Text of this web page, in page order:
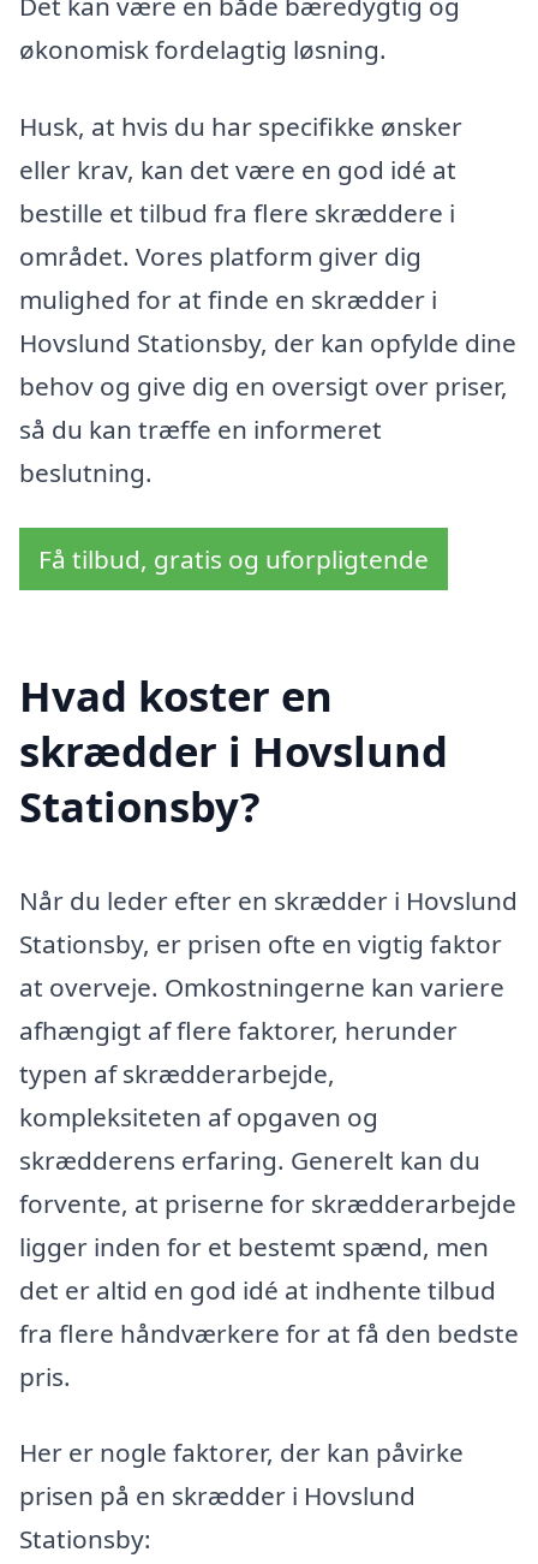
økonomisk fordelagtig løsning.
Husk, at hvis du har specifikke ønsker
eller krav, kan det være en god idé at
bestille et tilbud fra flere skræddere i
området. Vores platform giver dig
mulighed for at finde en skrædder i
Hovslund Stationsby, der kan opfylde dine
behov og give dig en oversigt over priser,
så du kan træffe en informeret
beslutning.
Få tilbud, gratis og uforpligtende
Hvad koster en
skrædder i Hovslund
Stationsby?
Når du leder efter en skrædder i Hovslund
Stationsby, er prisen ofte en vigtig faktor
at overveje. Omkostningerne kan variere
afhængigt af flere faktorer, herunder
typen af skrædderarbejde,
kompleksiteten af opgaven og
skrædderens erfaring. Generelt kan du
forvente, at priserne for skrædderarbejde
ligger inden for et bestemt spænd, men
det er altid en god idé at indhente tilbud
fra flere håndværkere for at få den bedste
pris.
Her er nogle faktorer, der kan påvirke
prisen på en skrædder i Hovslund
Stationsby: